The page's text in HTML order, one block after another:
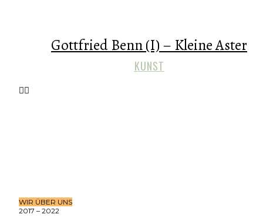
Gottfried Benn (I) – Kleine Aster
KUNST
WIR ÜBER UNS
2017 – 2022